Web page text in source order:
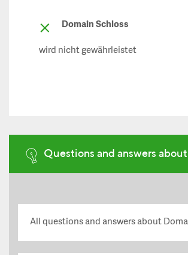
Domain Schloss
wird nicht gewährleistet
Questions and answers
All questions and answers about